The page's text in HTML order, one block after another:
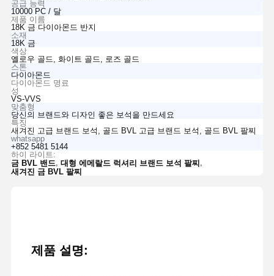
공급 능력
10000 PC / 달
제품 이름
18K 금 다이아몬드 반지
소재
18K 금
색상
옐로우 골드, 화이트 골드, 로즈 골드
스톤
다이아몬드
다이아몬드 명료
성
VS-VVS
맞춤형
당신의 브랜드와 디자인 좋은 보석을 만드세요
특징
새겨진 고급 브랜드 보석, 골드 BVL 고급 브랜드 보석, 골드 BVL 팔찌
whatsapp
+852 5481 5144
하이 라이트:
금 BVL 밴드 대형 에메랄드 럭셔리 브랜드 보석 팔찌
새겨진 금 BVL 팔찌
제품 설명: